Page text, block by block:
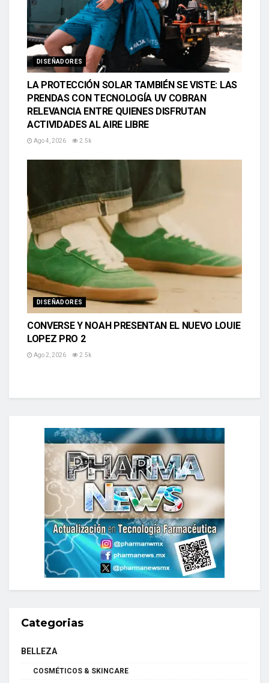
DISEÑADORES
LA PROTECCIÓN SOLAR TAMBIÉN SE VISTE: LAS
PRENDAS CON TECNOLOGÍA UV COBRAN
RELEVANCIA ENTRE QUIENES DISFRUTAN
ACTIVIDADES AL AIRE LIBRE
Ago 4, 2026 2.5k
DISEÑADORES
CONVERSE Y NOAH PRESENTAN EL NUEVO LOUIE
LOPEZ PRO 2
Ago 2, 2026 2.5k
Categorias
BELLEZA
COSMÉTICOS & SKINCARE